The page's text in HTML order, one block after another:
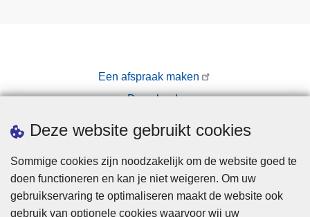
Deze website gebruikt cookies
Sommige cookies zijn noodzakelijk om de website goed te
doen functioneren en kan je niet weigeren. Om uw
gebruikservaring te optimaliseren maakt de website ook
gebruik van optionele cookies waarvoor wij uw
Een afspraak maken
Downloads